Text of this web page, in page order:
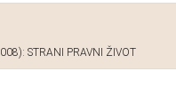
STRANI PRAVNI ŽIVOT